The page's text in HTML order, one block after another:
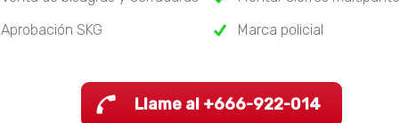
Aprobación SKG
Marca policial
Llame al +666-922-014